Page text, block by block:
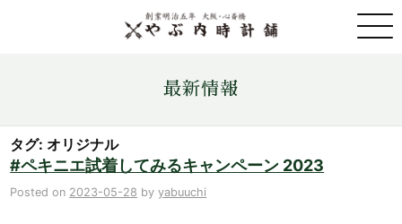
金・プラチナ・コイン売買
店舗情報
最新情報
タグ: オリジナル
#ペキニエ試着してみるキャンペーン 2023
Posted on 2023-05-28 byyabuuchi